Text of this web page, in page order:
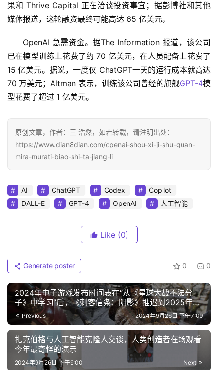
果和 Thrive Capital 正在洽谈投资事宜；据彭博社和其他
媒体报道，这轮融资最终可能高达 65 亿美元。
OpenAI 急需资金。据The Information 报道，该公司
已在模型训练上花费了约 70 亿美元，在人员配备上花费了
15 亿美元。据说，一度仅 ChatGPT一天的运行成本就高达
70 万美元；Altman 表示，训练该公司曾经的旗舰GPT-4模
型花费了超过 1 亿美元。
原创文章，作者：王 浩然，如若转载，请注明出处：
https://www.dian8dian.com/openai-shou-xi-ji-shu-guan-
mira-murati-biao-shi-ta-jiang-li
AI ChatGPT Codex
Copilot
DALL-E
GPT-4 OpenAI 人工智能
Like (0)
0 0
Generate poster
2024年电子游戏发布时间表在“从《星球大战不法分
子》中学习”后，《刺客信条：阴影》推迟到2025年
2024年电子游戏发布时间表
Previous 2024年9月26日 下午7:00
扎克伯格与人工智能克隆人交谈，人类创造者在场观看
今年最奇怪的演示
Next
2024年9月26日 下午9:00